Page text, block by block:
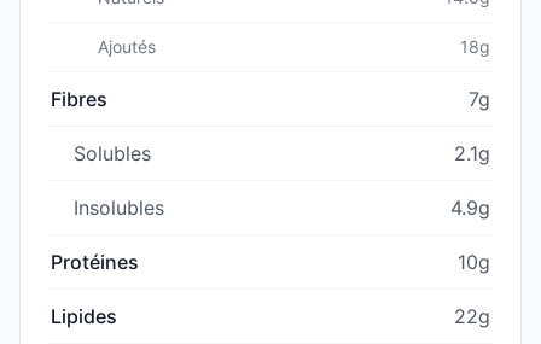
Ajoutés 18g
Fibres 7g
Solubles 2.1g
Insolubles 4.9g
Protéines 10g
Lipides 22g